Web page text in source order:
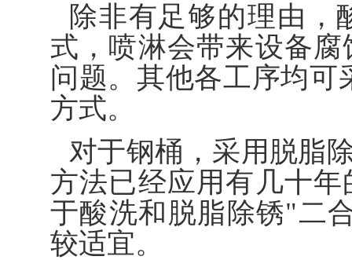
除非有足够的理由，
式，喷淋会带来设备
问题。其他各工序均可
方式。
对于钢桶，采用脱脂
方法已经应用有几十
于酸洗和脱脂除锈"二
较适宜。